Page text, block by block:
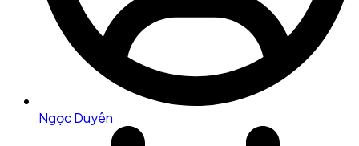
Ngọc Duyên